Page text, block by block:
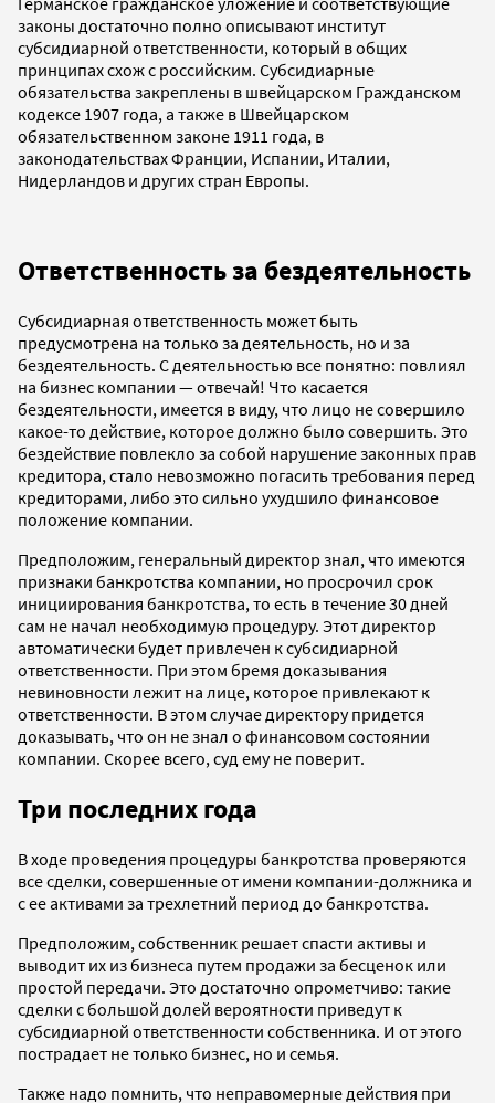
законы достаточно полно описывают институт
субсидиарной ответственности, который в общих
принципах схож с российским. Субсидиарные
обязательства закреплены в швейцарском Гражданском
кодексе 1907 года, а также в Швейцарском
обязательственном законе 1911 года, в
законодательствах Франции, Испании, Италии,
Нидерландов и других стран Европы.
Ответственность за бездеятельность
Субсидиарная ответственность может быть
предусмотрена на только за деятельность, но и за
бездеятельность. С деятельностью все понятно: повлиял
на бизнес компании — отвечай! Что касается
бездеятельности, имеется в виду, что лицо не совершило
какое-то действие, которое должно было совершить. Это
бездействие повлекло за собой нарушение законных прав
кредитора, стало невозможно погасить требования перед
кредиторами, либо это сильно ухудшило финансовое
положение компании.
Предположим, генеральный директор знал, что имеются
признаки банкротства компании, но просрочил срок
инициирования банкротства, то есть в течение 30 дней
сам не начал необходимую процедуру. Этот директор
автоматически будет привлечен к субсидиарной
ответственности. При этом бремя доказывания
невиновности лежит на лице, которое привлекают к
ответственности. В этом случае директору придется
доказывать, что он не знал о финансовом состоянии
компании. Скорее всего, суд ему не поверит.
Три последних года
В ходе проведения процедуры банкротства проверяются
все сделки, совершенные от имени компании-должника и
с ее активами за трехлетний период до банкротства.
Предположим, собственник решает спасти активы и
выводит их из бизнеса путем продажи за бесценок или
простой передачи. Это достаточно опрометчиво: такие
сделки с большой долей вероятности приведут к
субсидиарной ответственности собственника. И от этого
пострадает не только бизнес, но и семья.
Также надо помнить, что неправомерные действия при